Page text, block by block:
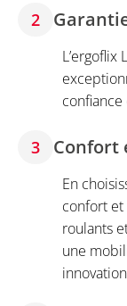
2
L’ergoflix
3 Confort
En
confort et
roulants
une